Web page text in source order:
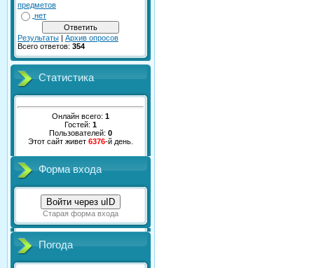
предметов
нет
Результаты | Архив опросов
Всего ответов: 354
Статистика
Онлайн всего: 1
Гостей: 1
Пользователей: 0
Этот сайт живет 6376-й день.
Форма входа
Войти через uID
Старая форма входа
Погода